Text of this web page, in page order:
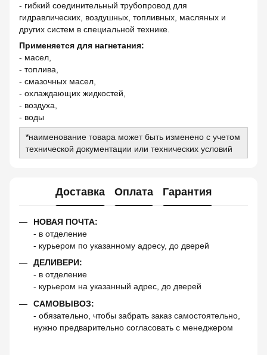
- гибкий соединительный трубопровод для
гидравлических, воздушных, топливных, масляных и
других систем в специальной технике.
Применяется для нагнетания:
- масел,
- топлива,
- смазочных масел,
- охлаждающих жидкостей,
- воздуха,
- воды
*наименование товара может быть изменено с учетом
технической документации или технических условий
Доставка Оплата Гарантия
НОВАЯ ПОЧТА:
- в отделение
- курьером по указанному адресу, до дверей
ДЕЛИВЕРИ:
- в отделение
- курьером на указанный адрес, до дверей
САМОВЫВОЗ:
- обязательно, чтобы забрать заказ самостоятельно,
нужно предварительно согласовать с менеджером